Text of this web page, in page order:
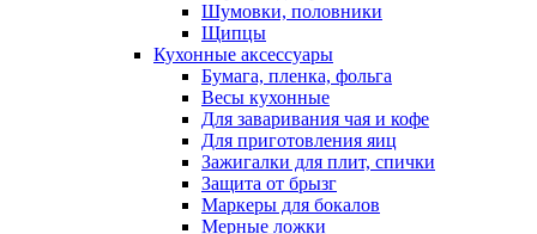
Шумовки, половники
Щипцы
Кухонные аксессуары
Бумага, пленка, фольга
Весы кухонные
Для заваривания чая и кофе
Для приготовления яиц
Зажигалки для плит, спички
Защита от брызг
Маркеры для бокалов
Мерные ложки